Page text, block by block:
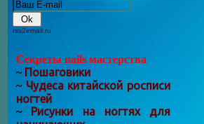
rss2email.ru
Секреты nails мастерства
~ Пошаговики
~ Чудеса китайской росписи
ногтей
~ Рисунки на ногтях для